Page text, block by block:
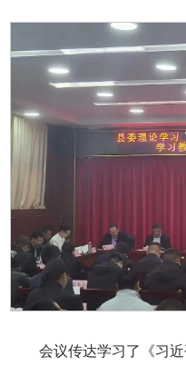
会议传达学习了《习